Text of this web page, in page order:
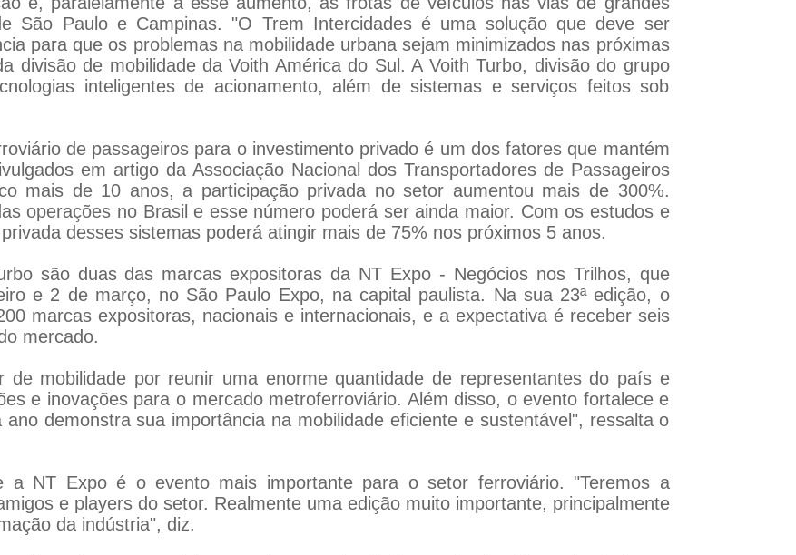
São Paulo e Campinas. "O Trem Intercidades é uma solução que deve ser
para que os problemas na mobilidade urbana sejam minimizados nas próximas
divisão de mobilidade da Voith América do Sul. A Voith Turbo, divisão do grupo
inteligentes de acionamento, além de sistemas e serviços feitos sob
de passageiros para o investimento privado é um dos fatores que mantém
em artigo da Associação Nacional dos Transportadores de Passageiros
mais de 10 anos, a participação privada no setor aumentou mais de 300%.
operações no Brasil e esse número poderá ser ainda maior. Com os estudos e
desses sistemas poderá atingir mais de 75% nos próximos 5 anos.
são duas das marcas expositoras da NT Expo - Negócios nos Trilhos, que
e 2 de março, no São Paulo Expo, na capital paulista. Na sua 23ª edição, o
marcas expositoras, nacionais e internacionais, e a expectativa é receber seis
mercado.
mobilidade por reunir uma enorme quantidade de representantes do país e
e inovações para o mercado metroferroviário. Além disso, o evento fortalece e
demonstra sua importância na mobilidade eficiente e sustentável", ressalta o
a NT Expo é o evento mais importante para o setor ferroviário. "Teremos a
e players do setor. Realmente uma edição muito importante, principalmente
da indústria", diz.